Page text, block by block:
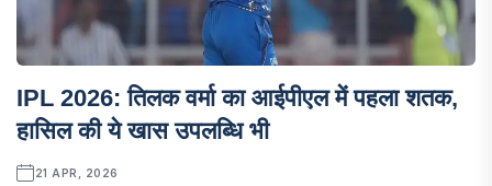
IPL 2026: तिलक वर्मा का आईपीएल में पहला शतक,
हासिल की ये खास उपलब्धि भी
21 APR, 2026